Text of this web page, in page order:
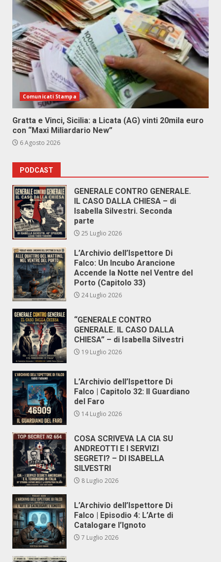
Comunicati Stampa
Gratta e Vinci, Sicilia: a Licata (AG) vinti 20mila euro
con “Maxi Miliardario New”
6 Agosto 2026
PODCAST
GENERALE CONTRO GENERALE.
IL CASO DALLA CHIESA – di
Isabella Silvestri. Seconda
parte
25 Luglio 2026
L’Archivio dell’Ispettore Di
Falco: Un Incubo Arancione
Accende la Notte nel Ventre del
Porto (Capitolo 33)
24 Luglio 2026
“GENERALE CONTRO
GENERALE. IL CASO DALLA
CHIESA” – di Isabella Silvestri
19 Luglio 2026
L’Archivio dell’Ispettore Di
Falco | Capitolo 32: Il Guardiano
del Faro
14 Luglio 2026
COSA SCRIVEVA LA CIA SU
ANDREOTTI E I SERVIZI
SEGRETI? – DI ISABELLA
SILVESTRI
8 Luglio 2026
L’Archivio dell’Ispettore Di
Falco | Episodio 4: L’Arte di
Catalogare l’Ignoto
7 Luglio 2026